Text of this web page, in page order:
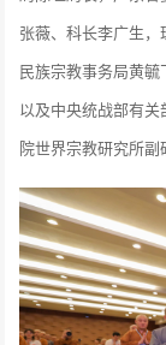
张薇、科长李广生
民族宗教事务局黄
以及中央统战部有
院世界宗教研究所副